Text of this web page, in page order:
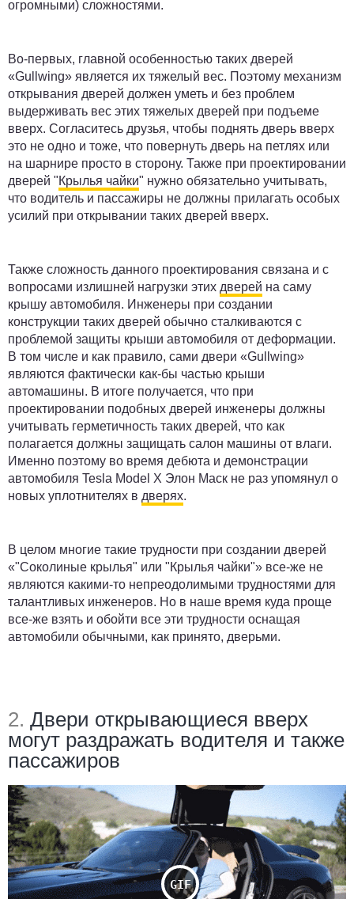
огромными) сложностями.
Во-первых, главной особенностью таких дверей
«Gullwing» является их тяжелый вес. Поэтому механизм
открывания дверей должен уметь и без проблем
выдерживать вес этих тяжелых дверей при подъеме
вверх. Согласитесь друзья, чтобы поднять дверь вверх
это не одно и тоже, что повернуть дверь на петлях или
на шарнире просто в сторону. Также при проектировании
дверей "Крылья чайки" нужно обязательно учитывать,
что водитель и пассажиры не должны прилагать особых
усилий при открывании таких дверей вверх.
Также сложность данного проектирования связана и с
вопросами излишней нагрузки этих дверей на саму
крышу автомобиля. Инженеры при создании
конструкции таких дверей обычно сталкиваются с
проблемой защиты крыши автомобиля от деформации.
В том числе и как правило, сами двери «Gullwing»
являются фактически как-бы частью крыши
автомашины. В итоге получается, что при
проектировании подобных дверей инженеры должны
учитывать герметичность таких дверей, что как
полагается должны защищать салон машины от влаги.
Именно поэтому во время дебюта и демонстрации
автомобиля Tesla Model X Элон Маск не раз упомянул о
новых уплотнителях в дверях.
В целом многие такие трудности при создании дверей
«"Соколиные крылья" или "Крылья чайки"» все-же не
являются какими-то непреодолимыми трудностями для
талантливых инженеров. Но в наше время куда проще
все-же взять и обойти все эти трудности оснащая
автомобили обычными, как принято, дверьми.
2. Двери открывающиеся вверх
могут раздражать водителя и также
пассажиров